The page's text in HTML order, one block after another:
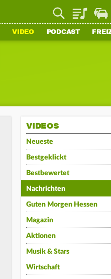
Playlist
VIDEO PODCAST
VIDEOS
Neueste
Bestgeklickt
Bestbewertet
Nachrichten
Guten Morgen Hessen
Magazin
Aktionen
Musik & Stars
Wirtschaft